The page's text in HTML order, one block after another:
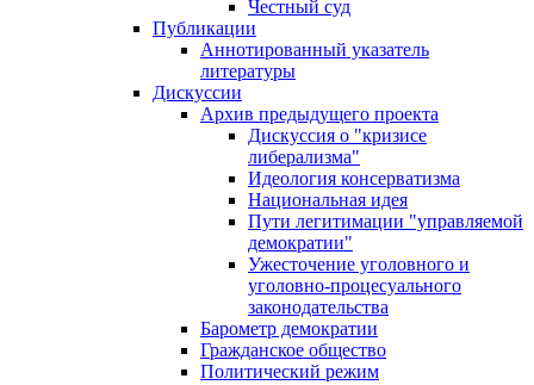
Честный суд
Публикации
Аннотированный указатель
литературы
Дискуссии
Архив предыдущего проекта
Дискуссия о "кризисе
либерализма"
Идеология консерватизма
Национальная идея
Пути легитимации "управляемой
демократии"
Ужесточение уголовного и
уголовно-процесуального
законодательства
Барометр демократии
Гражданское общество
Политический режим